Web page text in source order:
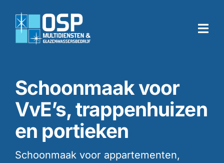
content
Diensten
Branches
Schoonmaak voor
VvE’s, trappenhuizen
en portieken
Schoonmaak voor appartementen,